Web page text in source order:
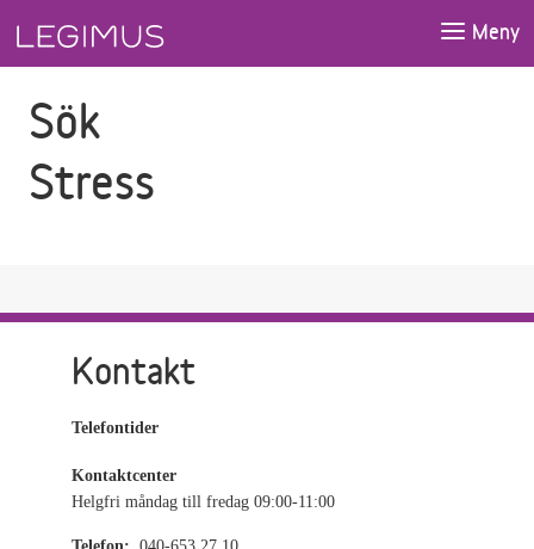
Meny
Sök
Stress
Kontakt
Telefontider
Kontaktcenter
Helgfri måndag till fredag 09:00-11:00